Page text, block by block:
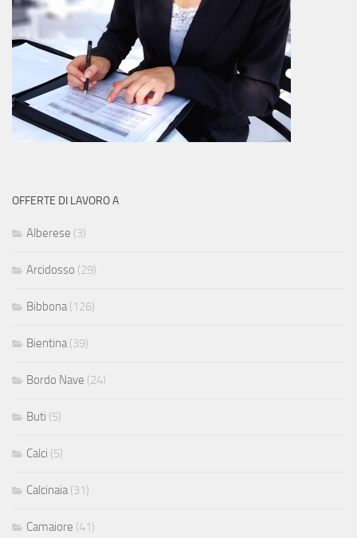
OFFERTE DI LAVORO A
Alberese (3)
Arcidosso (29)
Bibbona (126)
Bientina (39)
Bordo Nave (24)
Buti (5)
Calci (5)
Calcinaia (31)
Camaiore (41)